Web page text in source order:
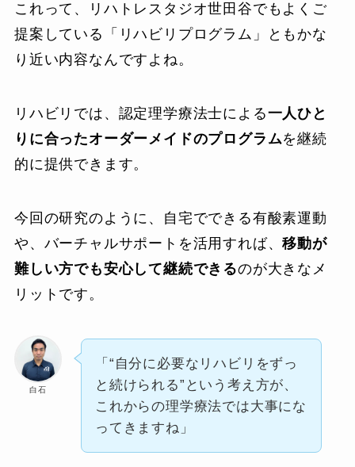
これって、リハトレスタジオ世田谷でもよくご
提案している「リハビリプログラム」ともかな
り近い内容なんですよね。
リハビリでは、認定理学療法士による一人ひと
りに合ったオーダーメイドのプログラムを継続
的に提供できます。
今回の研究のように、自宅でできる有酸素運動
や、バーチャルサポートを活用すれば、移動が
難しい方でも安心して継続できるのが大きなメ
リットです。
白石
「“自分に必要なリハビリをずっ
と続けられる”という考え方が、
これからの理学療法では大事にな
ってきますね」